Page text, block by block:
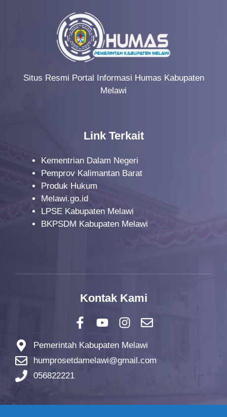
Situs Resmi Portal Informasi Humas Kabupaten
Melawi
Link Terkait
Kementrian Dalam Negeri
Pemprov Kalimantan Barat
Produk Hukum
Melawi.go.id
LPSE Kabupaten Melawi
BKPSDM Kabupaten Melawi
Kontak Kami
Pemerintah Kabupaten Melawi
humprosetdamelawi@gmail.com
056822221